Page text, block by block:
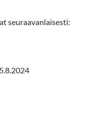
seuraavanlaisesti: